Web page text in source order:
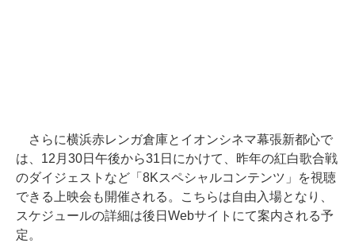
さらに横浜赤レンガ倉庫とイオンシネマ幕張新都心で
は、12月30日午後から31日にかけて、昨年の紅白歌合戦
のダイジェストなど「8Kスペシャルコンテンツ」を視聴
できる上映会も開催される。こちらは自由入場となり、
スケジュールの詳細は後日Webサイトにて案内される予
定。